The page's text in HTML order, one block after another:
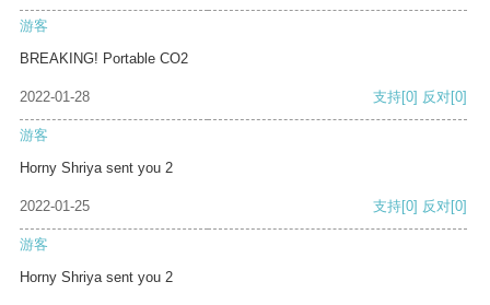
游客
BREAKING! Portable CO2
2022-01-28 支持[0] 反对[0]
游客
Horny Shriya sent you 2
2022-01-25 支持[0] 反对[0]
游客
Horny Shriya sent you 2